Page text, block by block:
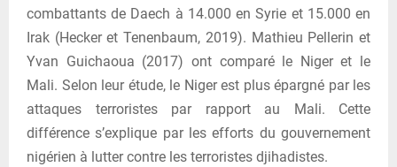
combattants de Daech à 14.000 en Syrie et 15.000 en
Irak (Hecker et Tenenbaum, 2019). Mathieu Pellerin et
Yvan Guichaoua (2017) ont comparé le Niger et le
Mali. Selon leur étude, le Niger est plus épargné par les
attaques terroristes par rapport au Mali. Cette
différence s’explique par les efforts du gouvernement
nigérien à lutter contre les terroristes djihadistes.